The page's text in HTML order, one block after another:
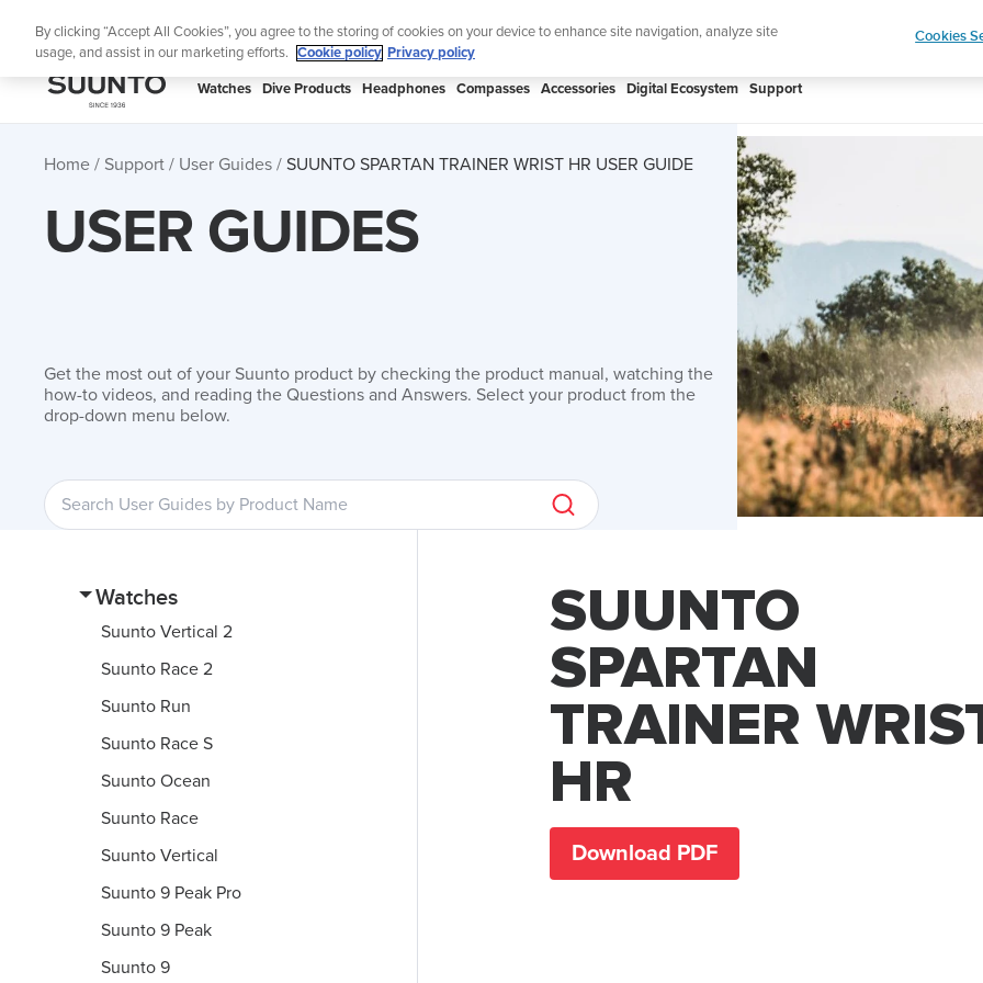
Sign up for the newsletter and get 5% off | Free
SUUNTO
Watches Dive Products Headphones Compasses Accessories Digital Ecosystem Support
Home Support User Guides SUUNTO SPARTAN TRAINER WRIST HR USER GUIDE
USER GUIDES
Get the most out of your Suunto product by checking the product manual, watching the
how-to videos, and reading the Questions and Answers. Select your product from the
drop-down menu below.
Watches
Suunto Vertical 2
Suunto Race 2
Suunto Run
Suunto Race S
Suunto Ocean
Suunto Race
Suunto Vertical
Suunto 9 Peak Pro
Suunto 9 Peak
Suunto 9
SUUNTO
SPARTAN
TRAINER
HR
Download PDF
By clicking “Accept All Cookies”, you agree to the storing of cookies on your device to enhance site navigation, analyze site
usage, and assist in our marketing efforts.
Cookie policy Privacy policy
Cookies